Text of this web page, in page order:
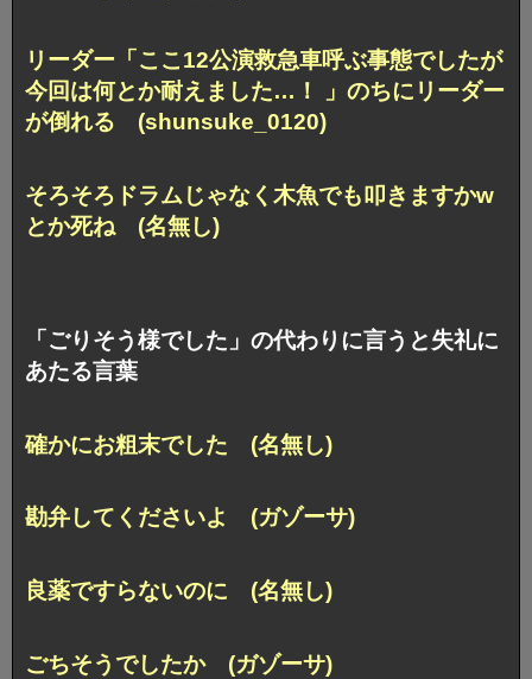
リーダー「ここ12公演救急車呼ぶ事態でしたが
今回は何とか耐えました…！ 」のちにリーダー
が倒れる (shunsuke_0120)
そろそろドラムじゃなく木魚でも叩きますかw
とか死ね (名無し)
「ごりそう様でした」の代わりに言うと失礼に
あたる言葉
確かにお粗末でした (名無し)
勘弁してくださいよ (ガゾーサ)
良薬ですらないのに (名無し)
ごちそうでしたか (ガゾーサ)